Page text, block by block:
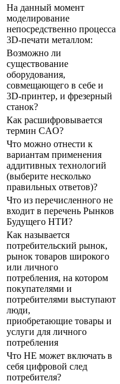
На данный момент
моделирование
непосредственно процесса
3D-печати металлом:
Возможно ли
существование
оборудования,
совмещающего в себе и
3D-принтер, и фрезерный
станок?
Как расшифровывается
термин CAO?
Что можно отнести к
вариантам применения
аддитивных технологий
(выберите несколько
правильных ответов)?
Что из перечисленного не
входит в перечень Рынков
Будущего НТИ?
Как называется
потребительский рынок,
рынок товаров широкого
или личного
потребления, на котором
покупателями и
потребителями выступают
люди,
приобретающие товары и
услуги для личного
потребления
Что НЕ может включать в
себя цифровой след
потребителя?